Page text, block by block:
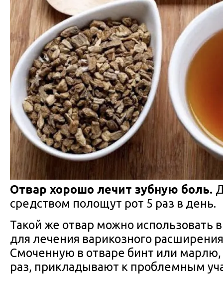
Отвар хорошо лечит зубную боль.
средством полощут рот 5 раз в день.
Такой же отвар можно использовать
для лечения варикозного
Смоченную в отваре бинт или
раз, прикладывают к проблемным